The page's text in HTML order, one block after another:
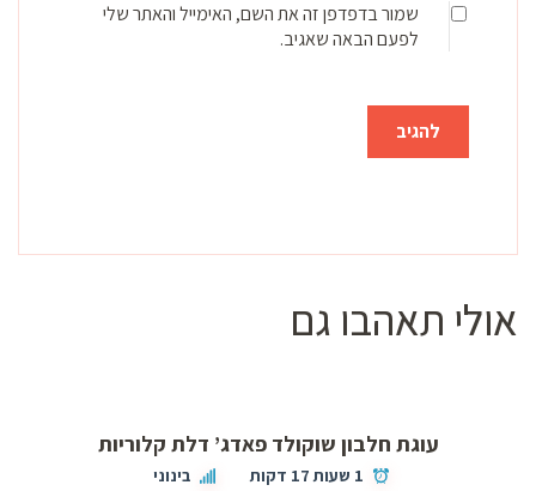
שמור בדפדפן זה את השם, האימייל והאתר שלי
לפעם הבאה שאגיב.
אולי תאהבו גם
עוגת חלבון שוקולד פאדג’ דלת קלוריות
1 שעות 17 דקות בינוני